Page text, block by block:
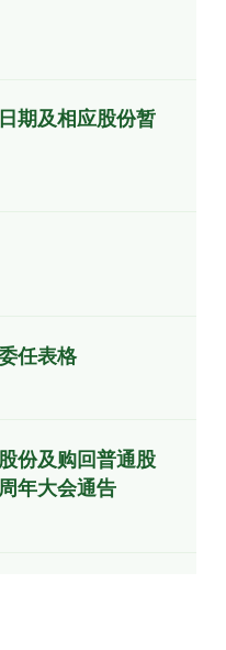
期及相应股份暂
任表格
份及购回普通股
年大会通告